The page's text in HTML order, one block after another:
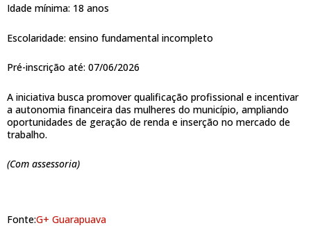
Idade mínima: 18 anos
Escolaridade: ensino fundamental incompleto
Pré-inscrição até: 07/06/2026
A iniciativa busca promover qualificação profissional e incentivar
a autonomia financeira das mulheres do município, ampliando
oportunidades de geração de renda e inserção no mercado de
trabalho.
(Com assessoria)
Fonte:G+ Guarapuava